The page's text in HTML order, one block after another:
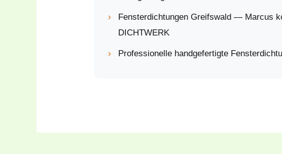
›
Fensterdichtungen Greifswald — Marcus
DICHTWERK
› Professionelle handgefertigte